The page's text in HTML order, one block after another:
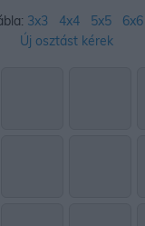
3x3 4x4 5x5
6x6
Új osztást kérek